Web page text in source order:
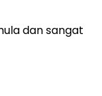
dan sangat